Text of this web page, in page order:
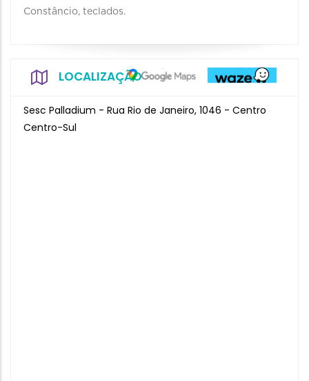
Constâncio, teclados.
LOCALIZAÇÃO
Sesc Palladium - Rua Rio de Janeiro, 1046 - Centro
Centro-Sul